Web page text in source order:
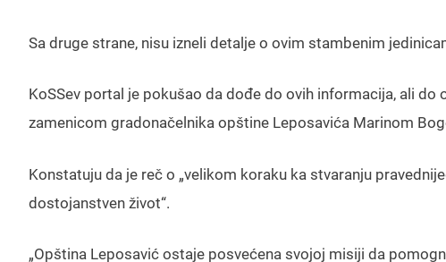
Sa druge strane, nisu izneli detalje o ovim stambenim
KoSSev portal je pokušao da dođe do ovih informacija, ali
zamenicom gradonačelnika opštine Leposavića Marinom
Konstatuju da je reč o „velikom koraku ka stvaranju
dostojanstven život“.
„Opština Leposavić ostaje posvećena svojoj misiji da